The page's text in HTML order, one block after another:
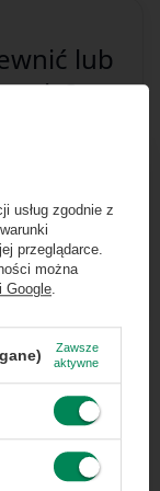
lub
zniżkach i
zł. Oferta
usług zgodnie z
przeglądarce.
można
Google
Zawsze
aktywne